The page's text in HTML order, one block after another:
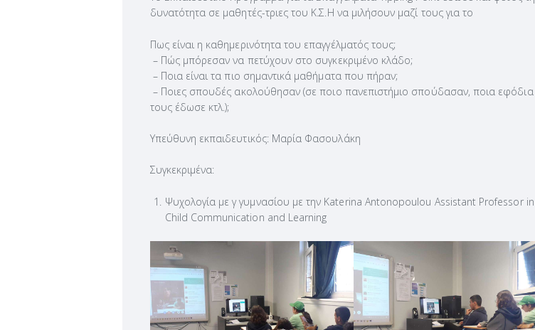
δυνατότητα σε μαθητές-τριες του Κ.Σ.Η να μιλήσουν μαζί τους για το
Πως είναι η καθημερινότητα του επαγγέλματός τους;
– Πώς μπόρεσαν να πετύχουν στο συγκεκριμένο κλάδο;
– Ποια είναι τα πιο σημαντικά μαθήματα που πήραν;
– Ποιες σπουδές ακολούθησαν (σε ποιο πανεπιστήμιο σπούδασαν, ποια εφόδια
τους έδωσε κτλ.);
Υπεύθυνη εκπαιδευτικός: Μαρία Φασουλάκη
Συγκεκριμένα:
Ψυχολογία με γ γυμνασίου με την Katerina Antonopoulou Assistant Professor in
Child Communication and Learning